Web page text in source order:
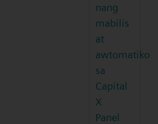
nang
mabilis
at
awtomatiko
sa
Capital
X
Panel